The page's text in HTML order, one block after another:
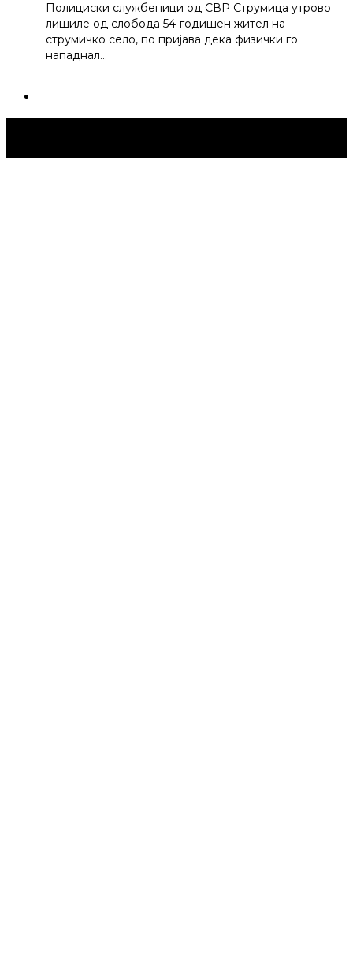
Полициски службеници од СВР Струмица утрово
лишиле од слобода 54-годишен жител на
струмичко село, по пријава дека физички го
нападнал…